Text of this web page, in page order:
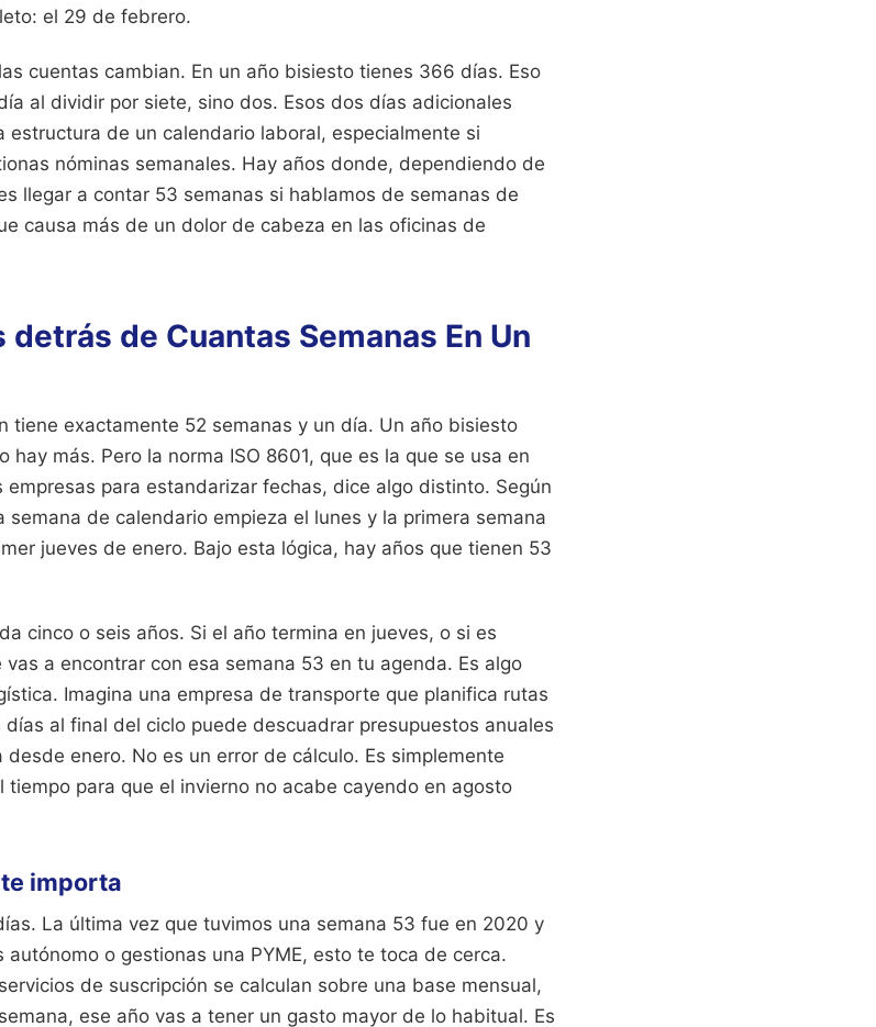
el 29 de febrero.
cuentas cambian. En un año bisiesto tienes 366 días. Eso
al dividir por siete, sino dos. Esos dos días adicionales
estructura de un calendario laboral, especialmente si
nóminas semanales. Hay años donde, dependiendo de
llegar a contar 53 semanas si hablamos de semanas de
causa más de un dolor de cabeza en las oficinas de
de Cuantas Semanas En Un
tiene exactamente 52 semanas y un día. Un año bisiesto
hay más. Pero la norma ISO 8601, que es la que se usa en
para estandarizar fechas, dice algo distinto. Según
de calendario empieza el lunes y la primera semana
jueves de enero. Bajo esta lógica, hay años que tienen 53
cinco o seis años. Si el año termina en jueves, o si es
a encontrar con esa semana 53 en tu agenda. Es algo
Imagina una empresa de transporte que planifica rutas
al final del ciclo puede descuadrar presupuestos anuales
enero. No es un error de cálculo. Es simplemente
para que el invierno no acabe cayendo en agosto
importa
La última vez que tuvimos una semana 53 fue en 2020 y
autónomo o gestionas una PYME, esto te toca de cerca.
de suscripción se calculan sobre una base mensual,
ese año vas a tener un gasto mayor de lo habitual. Es